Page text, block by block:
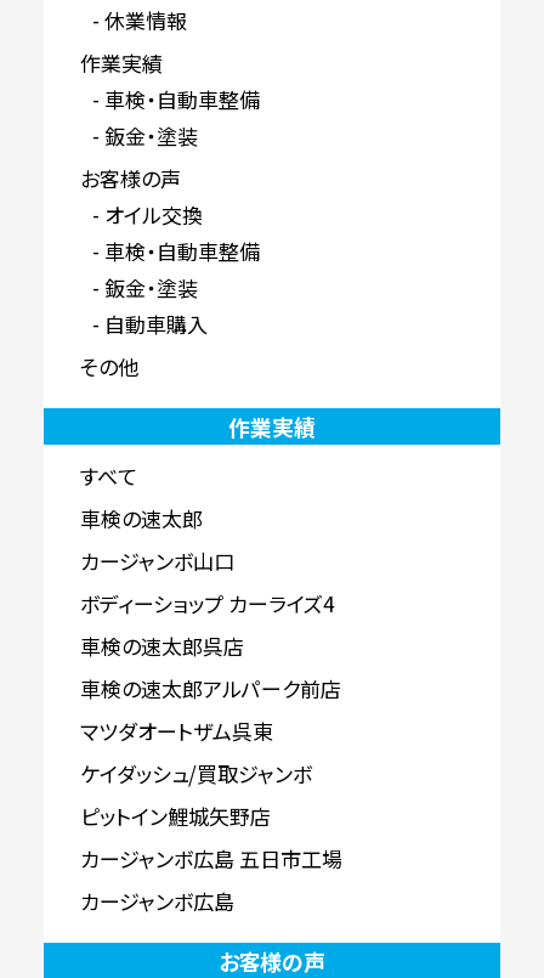
休業情報
作業実績
車検・自動車整備
鈑金・塗装
お客様の声
オイル交換
車検・自動車整備
鈑金・塗装
自動車購入
その他
作業実績
すべて
車検の速太郎
カージャンボ山口
ボディーショップ カーライズ4
車検の速太郎呉店
車検の速太郎アルパーク前店
マツダオートザム呉東
ケイダッシュ/買取ジャンボ
ピットイン鯉城矢野店
カージャンボ広島 五日市工場
カージャンボ広島
お客様の声